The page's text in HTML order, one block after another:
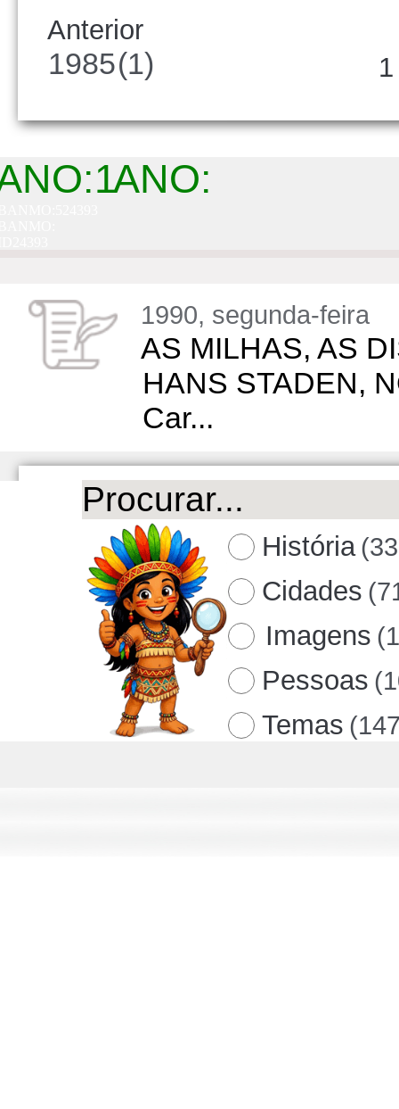
Anterior
1985(1)
ANO:
1990, segunda-feira
AS MILHAS, AS
HANS STADEN,
Car...
História
Cidades
Imagens
Pessoas
Temas